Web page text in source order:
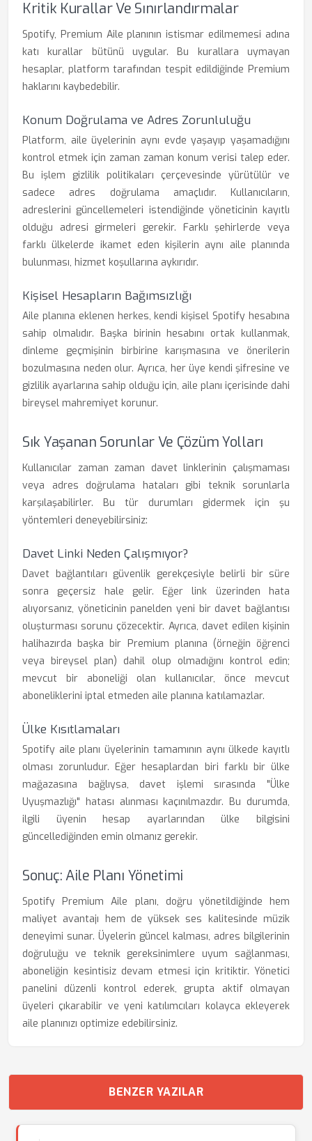
Kritik Kurallar Ve Sınırlandırmalar
Spotify, Premium Aile planının istismar edilmemesi adına
katı kurallar bütünü uygular. Bu kurallara uymayan
hesaplar, platform tarafından tespit edildiğinde Premium
haklarını kaybedebilir.
Konum Doğrulama ve Adres Zorunluluğu
Platform, aile üyelerinin aynı evde yaşayıp yaşamadığını
kontrol etmek için zaman zaman konum verisi talep eder.
Bu işlem gizlilik politikaları çerçevesinde yürütülür ve
sadece adres doğrulama amaçlıdır. Kullanıcıların,
adreslerini güncellemeleri istendiğinde yöneticinin kayıtlı
olduğu adresi girmeleri gerekir. Farklı şehirlerde veya
farklı ülkelerde ikamet eden kişilerin aynı aile planında
bulunması, hizmet koşullarına aykırıdır.
Kişisel Hesapların Bağımsızlığı
Aile planına eklenen herkes, kendi kişisel Spotify hesabına
sahip olmalıdır. Başka birinin hesabını ortak kullanmak,
dinleme geçmişinin birbirine karışmasına ve önerilerin
bozulmasına neden olur. Ayrıca, her üye kendi şifresine ve
gizlilik ayarlarına sahip olduğu için, aile planı içerisinde dahi
bireysel mahremiyet korunur.
Sık Yaşanan Sorunlar Ve Çözüm Yolları
Kullanıcılar zaman zaman davet linklerinin çalışmaması
veya adres doğrulama hataları gibi teknik sorunlarla
karşılaşabilirler. Bu tür durumları gidermek için şu
yöntemleri deneyebilirsiniz:
Davet Linki Neden Çalışmıyor?
Davet bağlantıları güvenlik gerekçesiyle belirli bir süre
sonra geçersiz hale gelir. Eğer link üzerinden hata
alıyorsanız, yöneticinin panelden yeni bir davet bağlantısı
oluşturması sorunu çözecektir. Ayrıca, davet edilen kişinin
halihazırda başka bir Premium planına (örneğin öğrenci
veya bireysel plan) dahil olup olmadığını kontrol edin;
mevcut bir aboneliği olan kullanıcılar, önce mevcut
aboneliklerini iptal etmeden aile planına katılamazlar.
Ülke Kısıtlamaları
Spotify aile planı üyelerinin tamamının aynı ülkede kayıtlı
olması zorunludur. Eğer hesaplardan biri farklı bir ülke
mağazasına bağlıysa, davet işlemi sırasında "Ülke
Uyuşmazlığı" hatası alınması kaçınılmazdır. Bu durumda,
ilgili üyenin hesap ayarlarından ülke bilgisini
güncellediğinden emin olmanız gerekir.
Sonuç: Aile Planı Yönetimi
Spotify Premium Aile planı, doğru yönetildiğinde hem
maliyet avantajı hem de yüksek ses kalitesinde müzik
deneyimi sunar. Üyelerin güncel kalması, adres bilgilerinin
doğruluğu ve teknik gereksinimlere uyum sağlanması,
aboneliğin kesintisiz devam etmesi için kritiktir. Yönetici
panelini düzenli kontrol ederek, grupta aktif olmayan
üyeleri çıkarabilir ve yeni katılımcıları kolayca ekleyerek
aile planınızı optimize edebilirsiniz.
BENZER YAZILAR